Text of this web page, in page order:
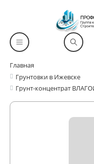
Главная
Грунтовки в Ижевске